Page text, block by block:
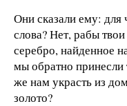
Они сказали ему: для
слова? Нет, рабы
серебро, найденное
мы обратно принесли
же нам украсть из
золото?